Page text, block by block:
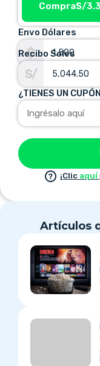
CompraS/
Envo Dólares
Recibo Soles
¿TIENES UN
¡Clic aquí
Artículos